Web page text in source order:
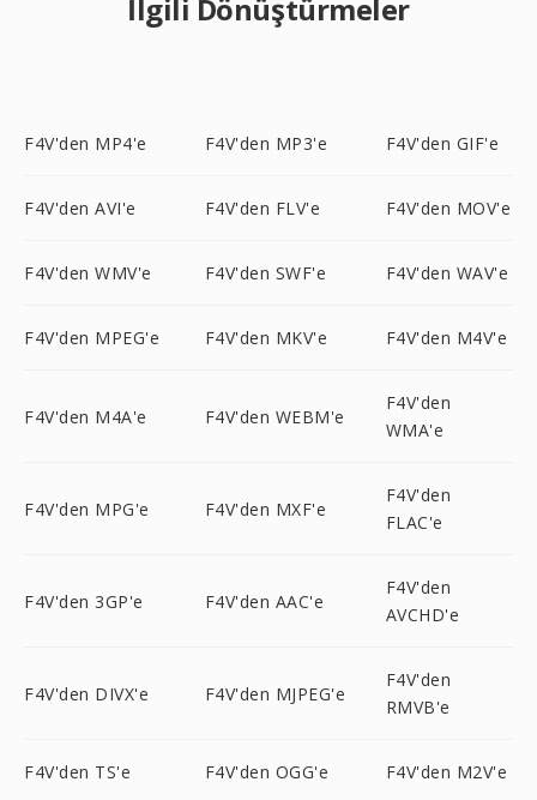
İlgili Dönüştürmeler
F4V'den MP4'e F4V'den MP3'e F4V'den GIF'e
F4V'den AVI'e F4V'den FLV'e F4V'den MOV'e
F4V'den WMV'e F4V'den SWF'e F4V'den WAV'e
F4V'den MPEG'e F4V'den MKV'e F4V'den M4V'e
F4V'den M4A'e F4V'den WEBM'e
F4V'den
WMA'e
F4V'den MPG'e F4V'den MXF'e
F4V'den
FLAC'e
F4V'den 3GP'e F4V'den AAC'e
F4V'den
AVCHD'e
F4V'den DIVX'e F4V'den MJPEG'e
F4V'den
RMVB'e
F4V'den TS'e F4V'den OGG'e F4V'den M2V'e